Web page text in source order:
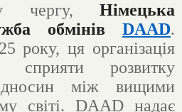
чергу, Німецька
обмінів DAAD.
року, ця організація
розвитку
між вищими
світі. DAAD надає